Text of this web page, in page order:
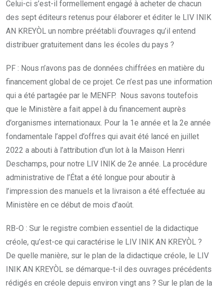
Celui-ci s’est-il formellement engagé à acheter de chacun
des sept éditeurs retenus pour élaborer et éditer le LIV INIK
AN KREYÒL un nombre préétabli d’ouvrages qu’il entend
distribuer gratuitement dans les écoles du pays ?
PF : Nous n’avons pas de données chiffrées en matière du
financement global de ce projet. Ce n’est pas une information
qui a été partagée par le MENFP. Nous savons toutefois
que le Ministère a fait appel à du financement auprès
d’organismes internationaux. Pour la 1e année et la 2e année
fondamentale l’appel d’offres qui avait été lancé en juillet
2022 a abouti à l’attribution d’un lot à la Maison Henri
Deschamps, pour notre LIV INIK de 2e année. La procédure
administrative de l’État a été longue pour aboutir à
l’impression des manuels et la livraison a été effectuée au
Ministère en ce début de mois d’août.
RB-O : Sur le registre combien essentiel de la didactique
créole, qu’est-ce qui caractérise le LIV INIK AN KREYÒL ?
De quelle manière, sur le plan de la didactique créole, le LIV
INIK AN KREYÒL se démarque-t-il des ouvrages précédents
rédigés en créole depuis environ vingt ans ? Sur le plan de la